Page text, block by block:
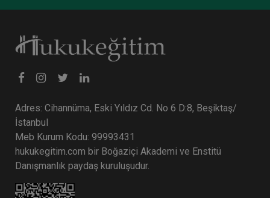
Adres: Cihannüma, Eski Yıldız Cd. No 6 D:8, Beşiktaş/
İstanbul
Meb Kurum Kodu: 99993431
hukukegitim.com bir Boğaziçi Akademi ve Enstitü
Danışmanlık paydaş kuruluşudur.